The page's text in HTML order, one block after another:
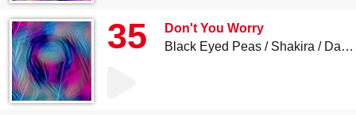
35
Don't You Worry
Black Eyed Peas
Shakira David Guetta